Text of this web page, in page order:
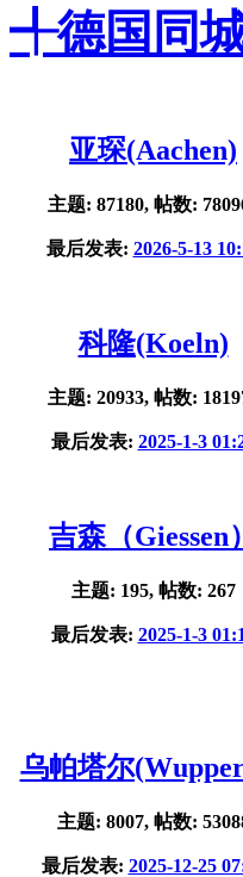
╃德国同
亚琛(Aachen)
主题: 87180, 帖数:
最后发表: 2026-5-13
科隆(Koeln)
主题: 20933, 帖数:
最后发表: 2025-1-3
吉森（Giessen）
主题: 195, 帖数: 267
最后发表: 2025-1-3
乌帕塔尔
主题: 8007, 帖数:
最后发表: 2025-12-25